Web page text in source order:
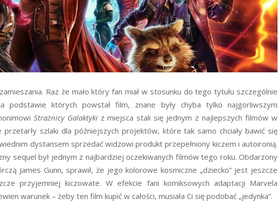
Raz że mało który fan miał w stosunku do tego tytułu szczególnie
podstawie których powstał film, znane były chyba tylko najgorliwszym
Strażnicy Galaktyki z miejsca stali się jednym z najlepszych filmów w
przetarły szlaki dla późniejszych projektów, które tak samo chciały bawić się
dystansem sprzedać widzowi produkt przepełniony kiczem i autoironią.
sequel był jednym z najbardziej oczekiwanych filmów tego roku. Obdarzony
James Gunn, sprawił, że jego kolorowe kosmiczne „dziecko” jest jeszcze
przyjemniej kiczowate. W efekcie fani komiksowych adaptacji Marvela
warunek – żeby ten film kupić w całości, musiała Ci się podobać „jedynka”.